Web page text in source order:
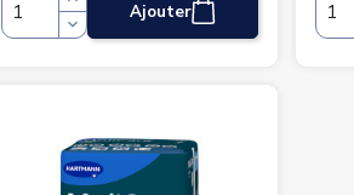
QuantitéAjouter